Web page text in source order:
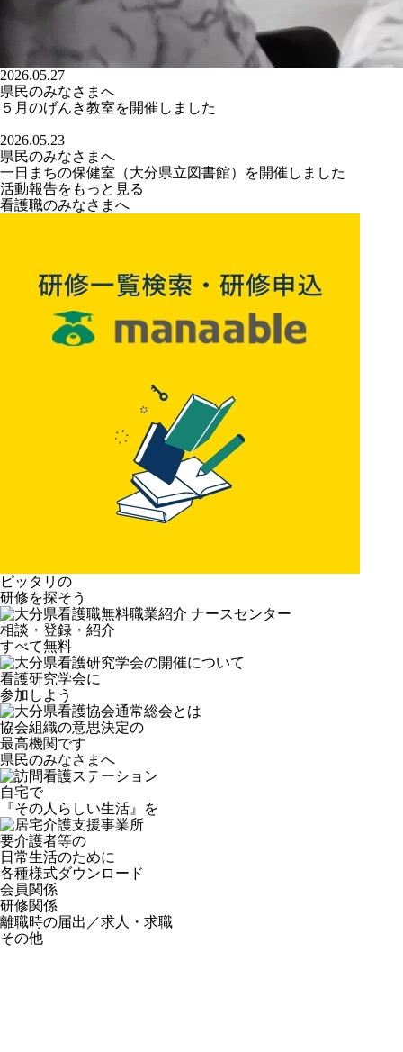
2026.05.27
県民のみなさまへ
５月のげんき教室を開催しました
2026.05.23
県民のみなさまへ
一日まちの保健室（大分県立図書館）を開催しました
活動報告をもっと見る
看護職のみなさまへ
ピッタリの
研修を探そう
相談・登録・紹介
すべて無料
看護研究学会に
参加しよう
協会組織の意思決定の
最高機関です
県民のみなさまへ
自宅で
『その人らしい生活』を
要介護者等の
日常生活のために
各種様式ダウンロード
会員関係
研修関係
離職時の届出／求人・求職
その他